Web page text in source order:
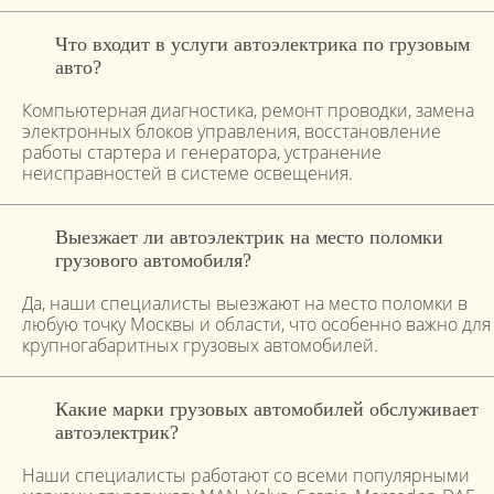
Что входит в услуги автоэлектрика по грузовым
авто?
Компьютерная диагностика, ремонт проводки, замена
электронных блоков управления, восстановление
работы стартера и генератора, устранение
неисправностей в системе освещения.
Выезжает ли автоэлектрик на место поломки
грузового автомобиля?
Да, наши специалисты выезжают на место поломки в
любую точку Москвы и области, что особенно важно для
крупногабаритных грузовых автомобилей.
Какие марки грузовых автомобилей обслуживает
автоэлектрик?
Наши специалисты работают со всеми популярными